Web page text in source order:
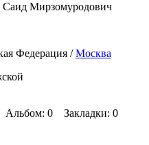
Саид Мирзомуродович
Федерация /Москва
0 Закладки: 0